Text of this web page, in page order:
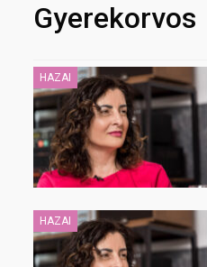
Gyerekorvos
HAZAI
HAZAI